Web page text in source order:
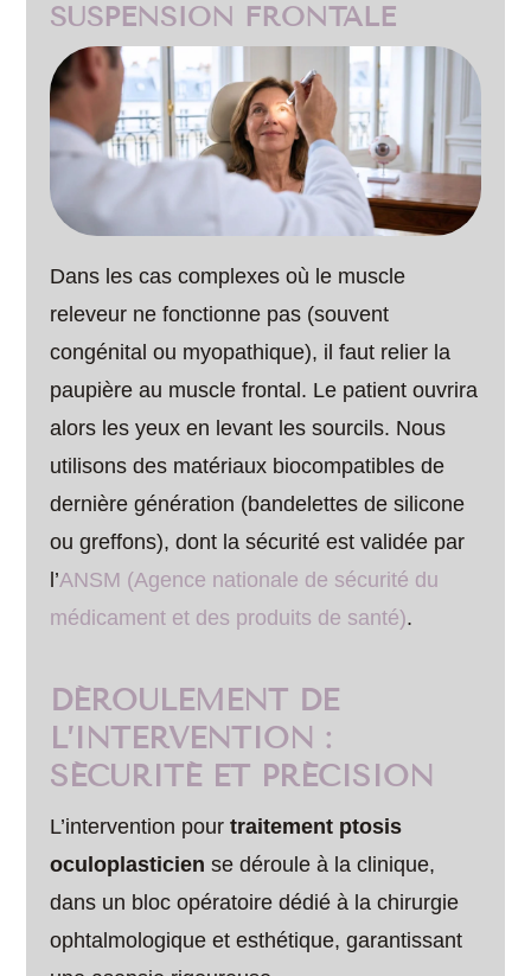
SUSPENSION FRONTALE
Dans les cas complexes où le muscle
releveur ne fonctionne pas (souvent
congénital ou myopathique), il faut relier la
paupière au muscle frontal. Le patient ouvrira
alors les yeux en levant les sourcils. Nous
utilisons des matériaux biocompatibles de
dernière génération (bandelettes de silicone
ou greffons), dont la sécurité est validée par
l’ANSM (Agence nationale de sécurité du
médicament et des produits de santé).
DÉROULEMENT DE
L’INTERVENTION :
SÉCURITÉ ET PRÉCISION
L’intervention pourtraitement ptosis
oculoplasticien se déroule à la clinique,
dans un bloc opératoire dédié à la chirurgie
ophtalmologique et esthétique, garantissant